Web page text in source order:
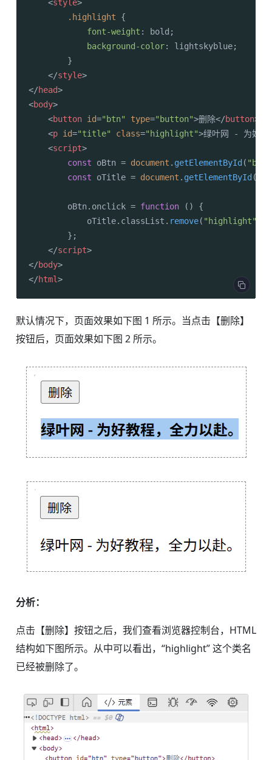
<style>
.highlight {
font-weight : bold;
background-color: lightskyblue;
        }
</style>
</head>
<body>
<button id="btn" type="button">删除</button>
<p id="title" class="highlight">绿叶网 - 为好教
<script>
const oBtn = document . getElementById ( "btn"
const oTitle = document . getElementById (
        oBtn.
onclick = function ( ) {
            oTitle.
classList . remove( "highlight"
        };
</script>
</body>
</html>
默认情况下，页面效果如下图 1 所示。当点击【删除】
按钮后，页面效果如下图 2 所示。
分析：
点击【删除】按钮之后，我们查看浏览器控制台，HTML
结构如下图所示。从中可以看出，“highlight” 这个类名
已经被删除了。